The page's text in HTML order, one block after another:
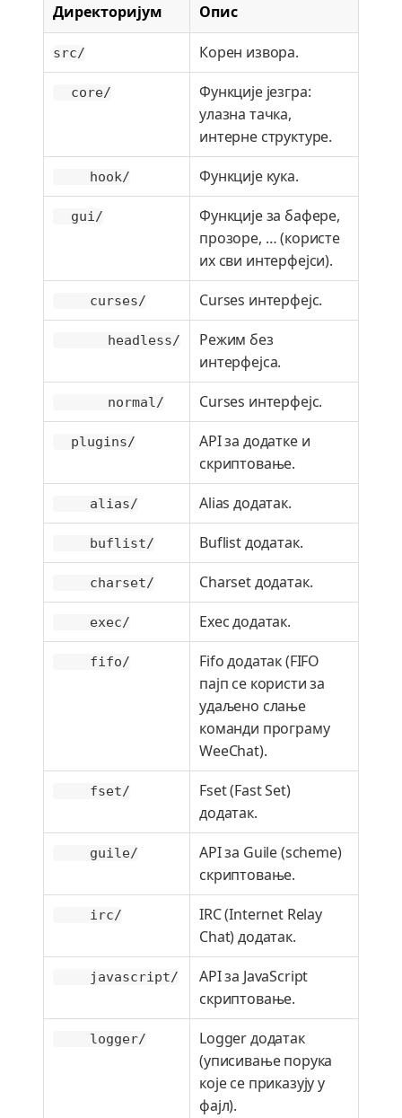
Директоријум Опис
src/ Корен извора.
core/
Функције језгра:
улазна тачка,
интерне структуре.
hook/ Функције кука.
gui/
Функције за бафере,
прозоре, …​ (користе
их сви интерфејси).
curses/ Curses интерфејс.
headless/
Режим без
интерфејса.
normal/ Curses интерфејс.
plugins/
API за додатке и
скриптовање.
alias/ Alias додатак.
buflist/ Buflist додатак.
charset/ Charset додатак.
exec/ Exec додатак.
fifo/
Fifo додатак (FIFO
пајп се користи за
удаљено слање
команди програму
WeeChat).
fset/
Fset (Fast Set)
додатак.
guile/
API за Guile (scheme)
скриптовање.
irc/
IRC (Internet Relay
Chat) додатак.
javascript/
API за JavaScript
скриптовање.
logger/
Logger додатак
(уписивање порука
које се приказују у
фајл).